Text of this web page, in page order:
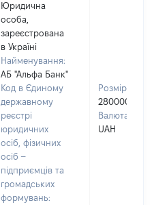
Юридична
особа,
зареєстрована
в Україні
Найменування:
АБ "Альфа Банк"
Код в Єдиному
державному
реєстрі
юридичних
осіб, фізичних
осіб –
підприємців та
громадських
формувань:
Розмір:
280000
Валюта:
UAH